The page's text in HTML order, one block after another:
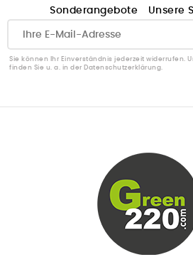
Sonderangebote
Unsere
Sie können Ihr Einverständnis jederzeit widerrufen.
finden Sie u. a. in der Datenschutzerklärung.